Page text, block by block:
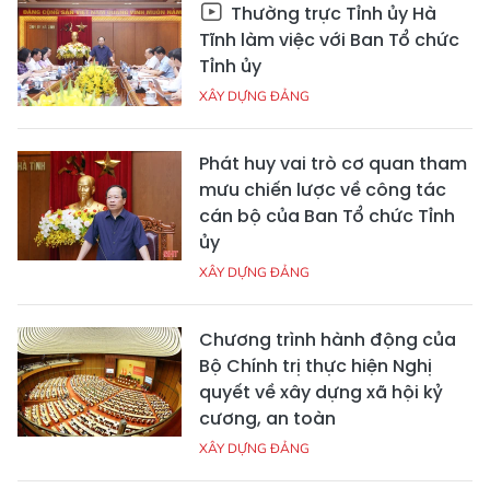
Thường trực Tỉnh ủy Hà
Tĩnh làm việc với Ban Tổ chức
Tỉnh ủy
XÂY DỰNG ĐẢNG
Phát huy vai trò cơ quan tham
mưu chiến lược về công tác
cán bộ của Ban Tổ chức Tỉnh
ủy
XÂY DỰNG ĐẢNG
Chương trình hành động của
Bộ Chính trị thực hiện Nghị
quyết về xây dựng xã hội kỷ
cương, an toàn
XÂY DỰNG ĐẢNG